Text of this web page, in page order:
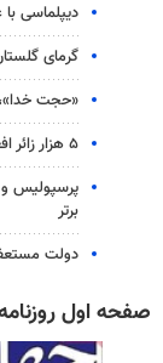
دیپلماسی
گرمای
«حجت
۵ هزار زائر افغانستانی به قصد زیارت عتبات در عراق وارد دوغارون شدند
پرسپولیس
برتر
دولت
صفحه اول